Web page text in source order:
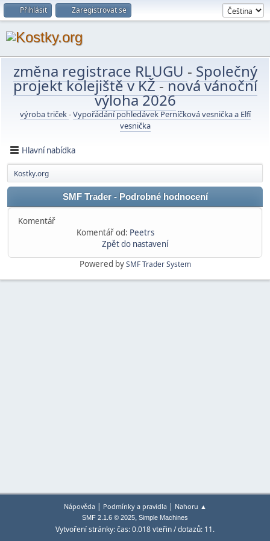
Přihlásit Zaregistrovat se
změna registrace RLUGU - Společný
projekt kolejiště v KŽ-nová vánoční
výloha 2026
výroba triček-Vypořádání pohledávek Perníčková vesnička a Elfí
vesnička
Hlavní nabídka
Kostky.org
SMF Trader - Podrobné hodnocení
Komentář
Komentář od: Peetrs
Zpět do nastavení
Powered bySMF Trader System
Nápověda| Podmínky a pravidla| Nahoru ▲
SMF 2.1.6 © 2025, Simple Machines
Vytvoření stránky: čas: 0.018 vteřin / dotazů: 11.